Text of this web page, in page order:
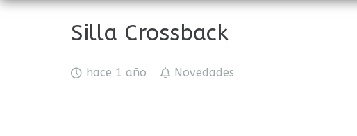
Silla Crossback
hace 1 año Novedades